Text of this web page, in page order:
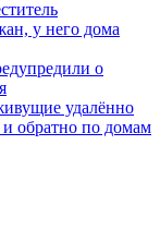
у него дома
о
удалённо
и обратно по домам